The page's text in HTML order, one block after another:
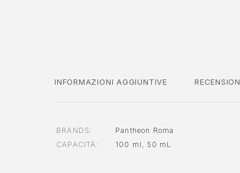
INFORMAZIONI AGGIUNTIVE
BRANDS
Pantheon Roma
CAPACITÀ
100 ml 50 mL